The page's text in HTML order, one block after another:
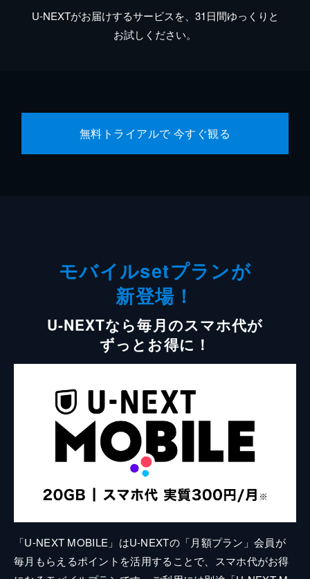
U-NEXTがお届けするサービスを、31日間ゆっくりと
お試しください。
無料トライアルで 今すぐ観る
モバイルsetプランが
新登場！
U-NEXTなら毎月のスマホ代が
ずっとお得に！
「U-NEXT MOBILE」はU-NEXTの「月額プラン」会員が
毎月もらえるポイントを活用することで、スマホ代がお得